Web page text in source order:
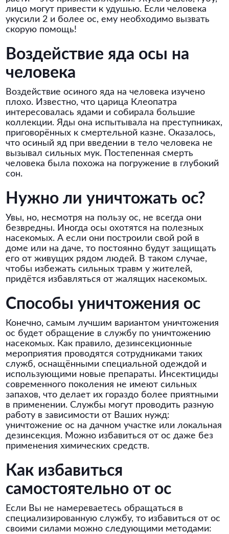
лицо могут привести к удушью. Если человека
укусили 2 и более ос, ему необходимо вызвать
скорую помощь!
Воздействие яда осы на
человека
Воздействие осиного яда на человека изучено
плохо. Известно, что царица Клеопатра
интересовалась ядами и собирала большие
коллекции. Яды она испытывала на преступниках,
приговорённых к смертельной казне. Оказалось,
что осиный яд при введении в тело человека не
вызывал сильных мук. Постепенная смерть
человека была похожа на погружение в глубокий
сон.
Нужно ли уничтожать ос?
Увы, но, несмотря на пользу ос, не всегда они
безвредны. Иногда осы охотятся на полезных
насекомых. А если они построили свой рой в
доме или на даче, то постоянно будут защищать
его от живущих рядом людей. В таком случае,
чтобы избежать сильных травм у жителей,
придётся избавляться от жалящих насекомых.
Способы уничтожения ос
Конечно, самым лучшим вариантом уничтожения
ос будет обращение в службу по уничтожению
насекомых. Как правило, дезинсекционные
мероприятия проводятся сотрудниками таких
служб, оснащёнными специальной одеждой и
использующими новые препараты. Инсектициды
современного поколения не имеют сильных
запахов, что делает их гораздо более приятными
в применении. Службы могут проводить разную
работу в зависимости от Ваших нужд:
уничтожение ос на дачном участке или локальная
дезинсекция. Можно избавиться от ос даже без
применения химических средств.
Как избавиться
самостоятельно от ос
Если Вы не намереваетесь обращаться в
специализированную службу, то избавиться от ос
своими силами можно следующими методами: